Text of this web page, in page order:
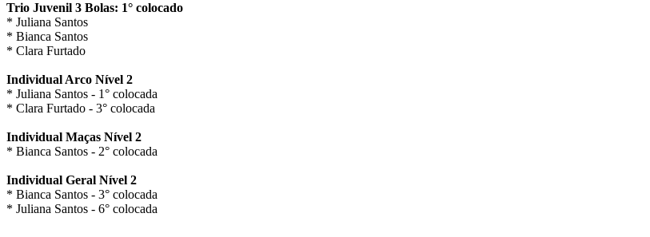
Trio Juvenil 3 Bolas: 1° colocado
* Juliana Santos
* Bianca Santos
* Clara Furtado
Individual Arco Nível 2
* Juliana Santos - 1° colocada
* Clara Furtado - 3° colocada
Individual Maças Nível 2
* Bianca Santos - 2° colocada
Individual Geral Nível 2
* Bianca Santos - 3° colocada
* Juliana Santos - 6° colocada